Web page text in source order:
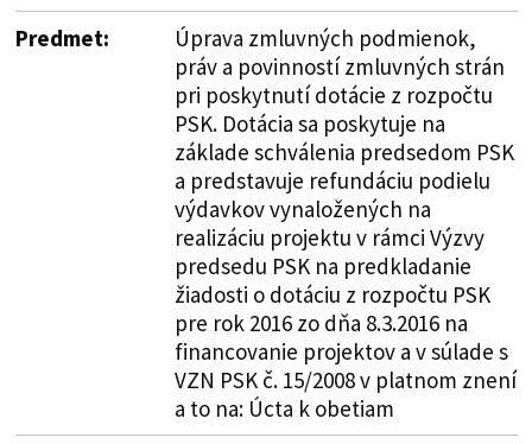
Predmet:
Úprava zmluvných podmienok,
práv a povinností zmluvných strán
pri poskytnutí dotácie z rozpočtu
PSK. Dotácia sa poskytuje na
základe schválenia predsedom PSK
a predstavuje refundáciu podielu
výdavkov vynaložených na
realizáciu projektu v rámci Výzvy
predsedu PSK na predkladanie
žiadosti o dotáciu z rozpočtu PSK
pre rok 2016 zo dňa 8.3.2016 na
financovanie projektov a v súlade s
VZN PSK č. 15/2008 v platnom znení
a to na: Úcta k obetiam